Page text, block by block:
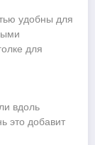
удобны для
для
вдоль
это добавит